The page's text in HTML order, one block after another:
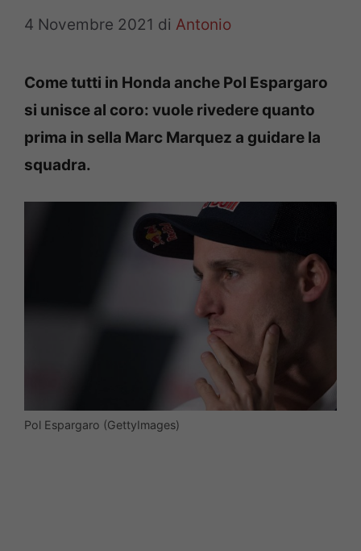
4 Novembre 2021 di Antonio
Come tutti in Honda anche Pol Espargaro
si unisce al coro: vuole rivedere quanto
prima in sella Marc Marquez a guidare la
squadra.
Pol Espargaro (GettyImages)